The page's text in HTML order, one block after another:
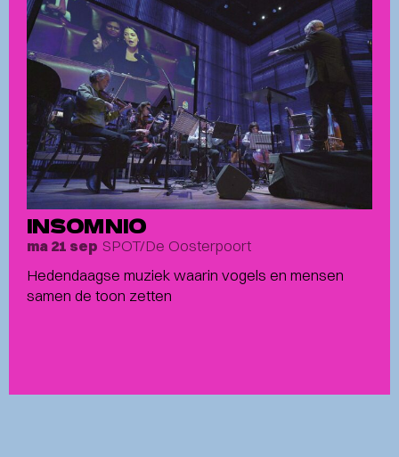
INSOMNIO
ma 21 sep SPOT/De Oosterpoort
Hedendaagse muziek waarin vogels en mensen
samen de toon zetten